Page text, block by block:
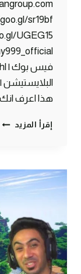
هذا اعرف
إقرأ المزيد ماين
بناء